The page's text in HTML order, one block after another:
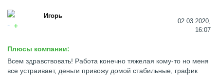
Игорь
02.03.2020,
16:07
Плюсы компании:
Всем здравствовать! Работа конечно тяжелая кому-то но меня
все устраивает, деньги привожу домой стабильные, график